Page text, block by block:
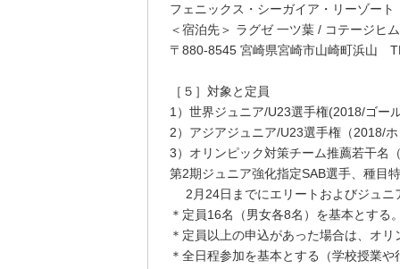
フェニックス・シーガイア・リーゾー
＜宿泊先＞ ラグゼ 一ツ葉 / コテージヒ
〒880-8545 宮崎県宮崎市山崎町浜山
［５］対象と定員
1）世界ジュニア/U23選手権(2018/ゴー
2）アジアジュニア/U23選手権（2018/
3）オリンピック対策チーム推薦若干名
第2期ジュニア強化指定SAB選手、種目
2月24日までにエリートおよびジュニ
＊定員16名（男女各8名）を基本とする
＊定員以上の申込があった場合は、オ
＊全日程参加を基本とする（学校授業